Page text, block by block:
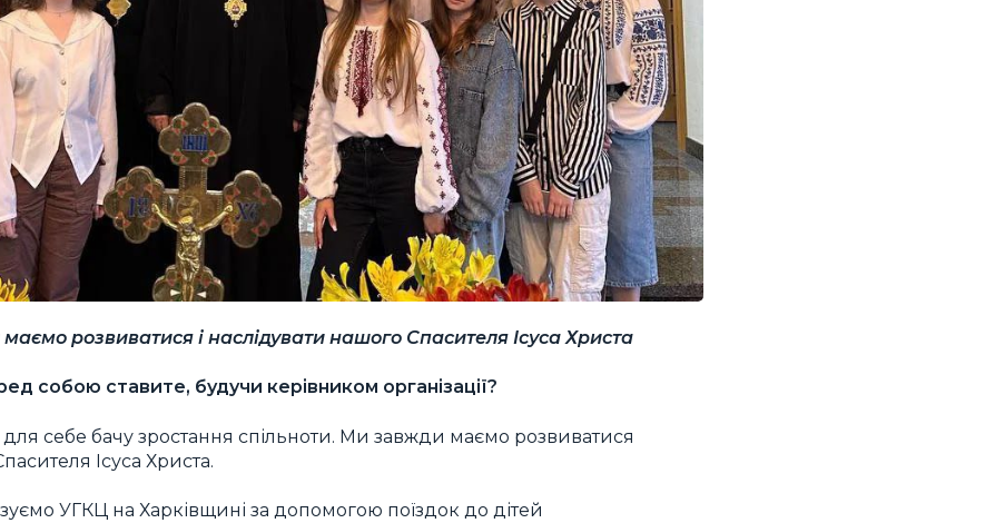
розвиватися і наслідувати нашого Спасителя Ісуса Христа
собою ставите, будучи керівником організації?
себе бачу зростання спільноти. Ми завжди маємо розвиватися
Ісуса Христа.
УГКЦ на Харківщині за допомогою поїздок до дітей